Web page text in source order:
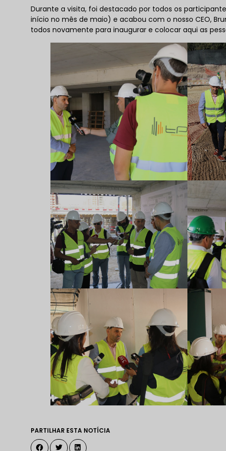
Durante a visita, foi destacado por todos os
início no mês de maio) e acabou com o nosso CEO,
todos novamente para inaugurar e colocar aqui as
PARTILHAR ESTA NOTÍCIA